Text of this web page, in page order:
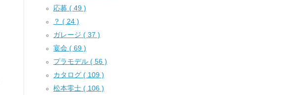
応募 ( 49 )
？ ( 24 )
ガレージ ( 37 )
宴会 ( 69 )
プラモデル ( 56 )
カタログ ( 109 )
松本零士 ( 106 )